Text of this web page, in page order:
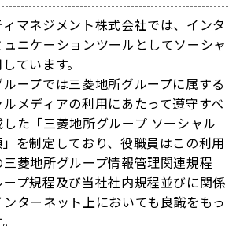
マネジメント株式会社では、インタ
ニケーションツールとしてソーシャ
ています。
ープでは三菱地所グループに属する
メディアの利用にあたって遵守すべ
た「三菱地所グループ ソーシャル
を制定しており、役職員はこの利用
菱地所グループ情報管理関連規程
プ規程及び当社社内規程並びに関係
ターネット上においても良識をもっ